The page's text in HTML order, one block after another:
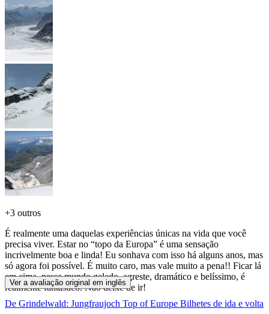
+3 outros
É realmente uma daquelas experiências únicas na vida que você
precisa viver. Estar no “topo da Europa” é uma sensação
incrivelmente boa e linda! Eu sonhava com isso há alguns anos, mas
só agora foi possível. É muito caro, mas vale muito a pena!! Ficar lá
em cima, nesse mundo gelado, agreste, dramático e belíssimo, é
realmente fantástico. Não deixe de ir!
Ver a avaliação original em inglês
De Grindelwald: Jungfraujoch Top of Europe Bilhetes de ida e volta